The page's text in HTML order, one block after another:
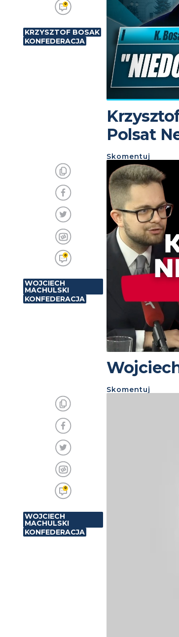
Polsat
Skomentuj
0
KRZYSZTOF BOSAK
KONFEDERACJA
Skomentuj
0
WOJCIECH
MACHULSKI
KONFEDERACJA
0
WOJCIECH
MACHULSKI
KONFEDERACJA